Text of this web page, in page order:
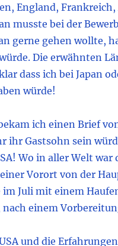
England,
musste bei der
gerne gehen wollte,
Die erwähnten
dass ich bei Japan
würde!
ich einen Brief
ihr Gastsohn sein
Wo in aller Welt war
Vorort von der
Juli mit einem
nach einem
und die